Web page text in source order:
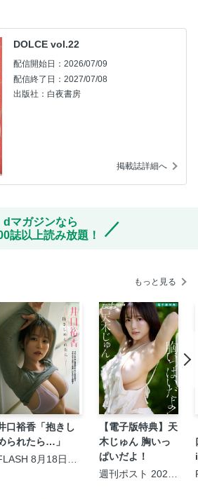
DOLCE vol.22
配信開始日：2026/07/09
配信終了日：2027/07/08
出版社：白夜書房
掲載誌詳細へ
dマガジンなら
誌以上読み放題！
もっと見る
口裕香「抱きし
られたら…」
8月18日・
【電子版特典】天
木じゅん 胸いっ
ぱいだよ！
週刊ポスト 2026